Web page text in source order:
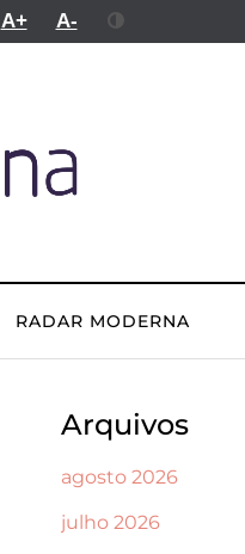
A+ A-
RADAR MODERNA
Arquivos
agosto 2026
julho 2026